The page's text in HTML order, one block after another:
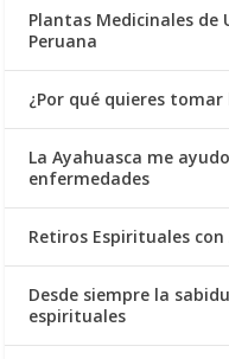
Plantas Medicinales de
Peruana
¿Por qué quieres tomar
La Ayahuasca me
enfermedades
Retiros Espirituales con
Desde siempre la
espirituales